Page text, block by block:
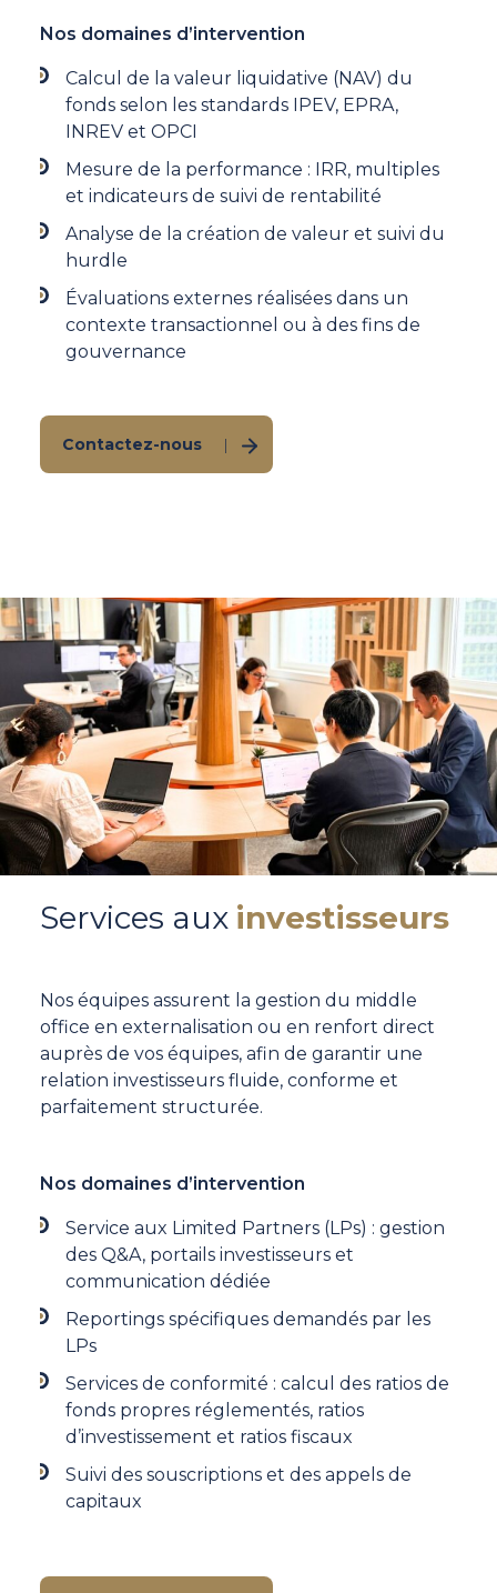
Nos domaines d’intervention
Calcul de la valeur liquidative (NAV) du
fonds selon les standards IPEV, EPRA,
INREV et OPCI
Mesure de la performance : IRR, multiples
et indicateurs de suivi de rentabilité
Analyse de la création de valeur et suivi du
hurdle
Évaluations externes réalisées dans un
contexte transactionnel ou à des fins de
gouvernance
Contactez-nous
Services aux investisseurs
Nos équipes assurent la gestion du middle
office en externalisation ou en renfort direct
auprès de vos équipes, afin de garantir une
relation investisseurs fluide, conforme et
parfaitement structurée.
Nos domaines d’intervention
Service aux Limited Partners (LPs) : gestion
des Q&A, portails investisseurs et
communication dédiée
Reportings spécifiques demandés par les
LPs
Services de conformité : calcul des ratios de
fonds propres réglementés, ratios
d’investissement et ratios fiscaux
Suivi des souscriptions et des appels de
capitaux